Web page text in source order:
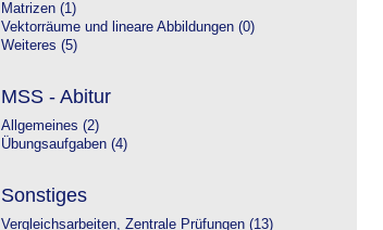
Matrizen (1)
Vektorräume und lineare Abbildungen (0)
Weiteres (5)
MSS - Abitur
Allgemeines (2)
Übungsaufgaben (4)
Sonstiges
Vergleichsarbeiten, Zentrale Prüfungen (13)